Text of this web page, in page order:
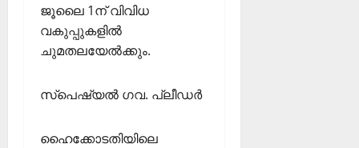
ജൂലൈ 1ന് വിവിധ
വകുപ്പുകളില്‍
ചുമതലയേല്‍ക്കും.
സ്പെഷ്യല്‍ ഗവ. പ്ലീഡര്‍
ഹൈക്കോടതിയിലെ